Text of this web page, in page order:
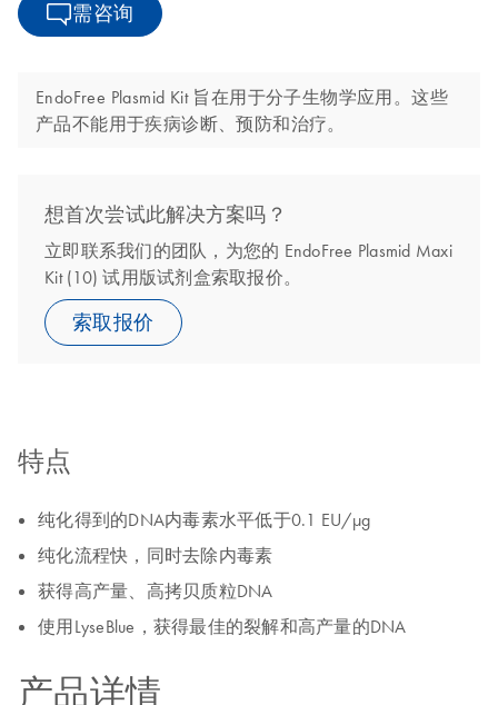
需咨询
EndoFree Plasmid Kit 旨在用于分子生物学应用。这些
产品不能用于疾病诊断、预防和治疗。
想首次尝试此解决方案吗？
立即联系我们的团队，为您的 EndoFree Plasmid Maxi
Kit (10) 试用版试剂盒索取报价。
索取报价
特点
纯化得到的DNA内毒素水平低于0.1 EU/µg
纯化流程快，同时去除内毒素
获得高产量、高拷贝质粒DNA
使用LyseBlue，获得最佳的裂解和高产量的DNA
产品详情